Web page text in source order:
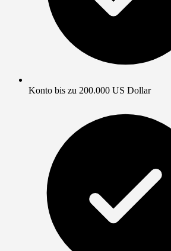
Konto bis zu 200.000 US Dollar